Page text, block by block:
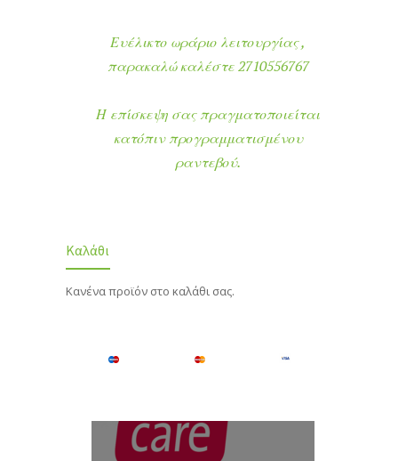
Ευέλικτο ωράριο λειτουργίας ,
παρακαλώ καλέστε 2710556767
Η επίσκεψη σας πραγματοποιείται
κατόπιν προγραμματισμένου
ραντεβού.
Καλάθι
Κανένα προϊόν στο καλάθι σας.